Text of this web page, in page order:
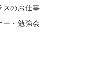
スのお仕事
ー・勉強会